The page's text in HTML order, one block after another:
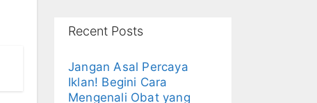
Recent Posts
Jangan Asal Percaya
Iklan! Begini Cara
Mengenali Obat yang